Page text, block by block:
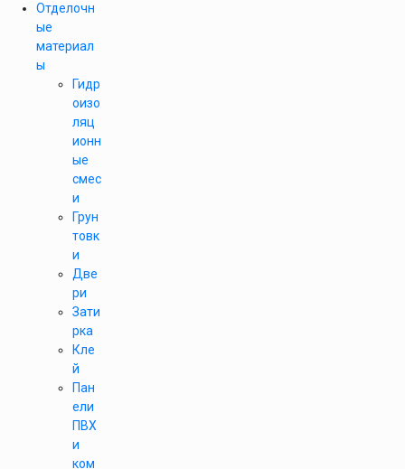
Отделочн
ые
материал
ы
Гидр
оизо
ляц
ионн
ые
смес
и
Грун
товк
и
Две
ри
Зати
рка
Кле
й
Пан
ели
ПВХ
и
ком